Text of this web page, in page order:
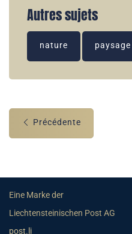
Autres sujets
nature paysage
Précédente
Eine Marke der
Liechtensteinischen Post AG
post.li